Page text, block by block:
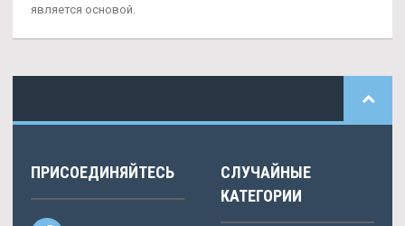
является основой.
ПРИСОЕДИНЯЙТЕСЬ
СЛУЧАЙНЫЕ
КАТЕГОРИИ